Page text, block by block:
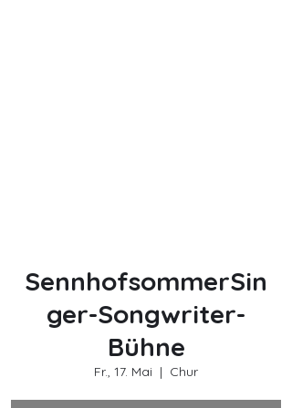
SennhofsommerSin
ger-Songwriter-
Bühne
Fr., 17. Mai
  |
Chur
ab 18 Uhr